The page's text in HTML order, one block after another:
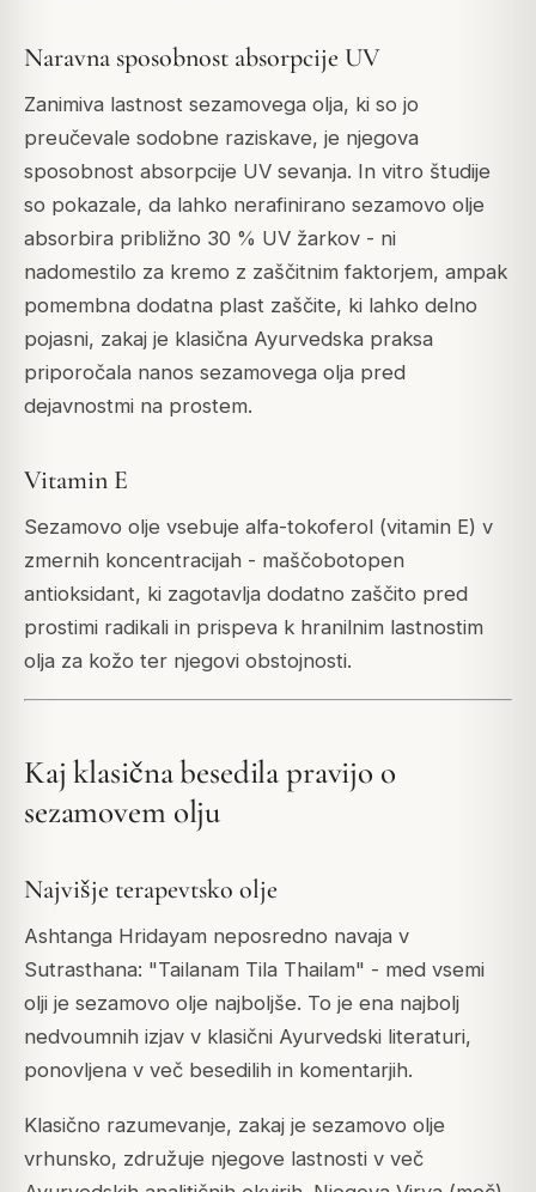
Naravna sposobnost absorpcije UV
Zanimiva lastnost sezamovega olja, ki so jo
preučevale sodobne raziskave, je njegova
sposobnost absorpcije UV sevanja. In vitro študije
so pokazale, da lahko nerafinirano sezamovo olje
absorbira približno 30 % UV žarkov - ni
nadomestilo za kremo z zaščitnim faktorjem, ampak
pomembna dodatna plast zaščite, ki lahko delno
pojasni, zakaj je klasična Ayurvedska praksa
priporočala nanos sezamovega olja pred
dejavnostmi na prostem.
Vitamin E
Sezamovo olje vsebuje alfa-tokoferol (vitamin E) v
zmernih koncentracijah - maščobotopen
antioksidant, ki zagotavlja dodatno zaščito pred
prostimi radikali in prispeva k hranilnim lastnostim
olja za kožo ter njegovi obstojnosti.
Kaj klasična besedila pravijo o
sezamovem olju
Najvišje terapevtsko olje
Ashtanga Hridayam neposredno navaja v
Sutrasthana: "Tailanam Tila Thailam" - med vsemi
olji je sezamovo olje najboljše. To je ena najbolj
nedvoumnih izjav v klasični Ayurvedski literaturi,
ponovljena v več besedilih in komentarjih.
Klasično razumevanje, zakaj je sezamovo olje
vrhunsko, združuje njegove lastnosti v več